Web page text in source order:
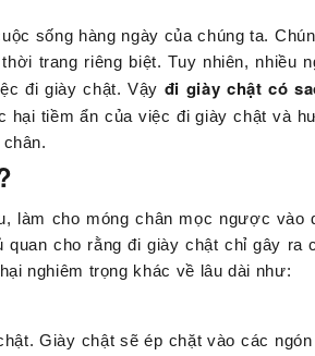
sống hàng ngày của chúng ta.
trang riêng biệt. Tuy nhiên, nhiều
đi giày chật. Vậy đi giày chật có
hại tiềm ẩn của việc đi giày chật và
làm cho móng chân mọc ngược vào
cho rằng đi giày chật chỉ gây ra
nghiêm trọng khác về lâu dài như:
Giày chật sẽ ép chặt vào các